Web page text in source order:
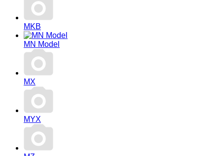
MKB
MN Model
MX
MYX